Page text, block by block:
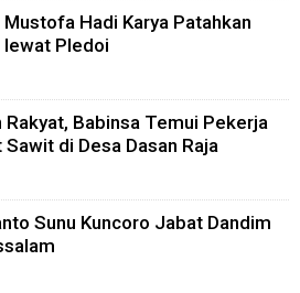
Mustofa Hadi Karya Patahkan
lewat Pledoi
Rakyat, Babinsa Temui Pekerja
di Desa Dasan Raja
Sunu Kuncoro Jabat Dandim